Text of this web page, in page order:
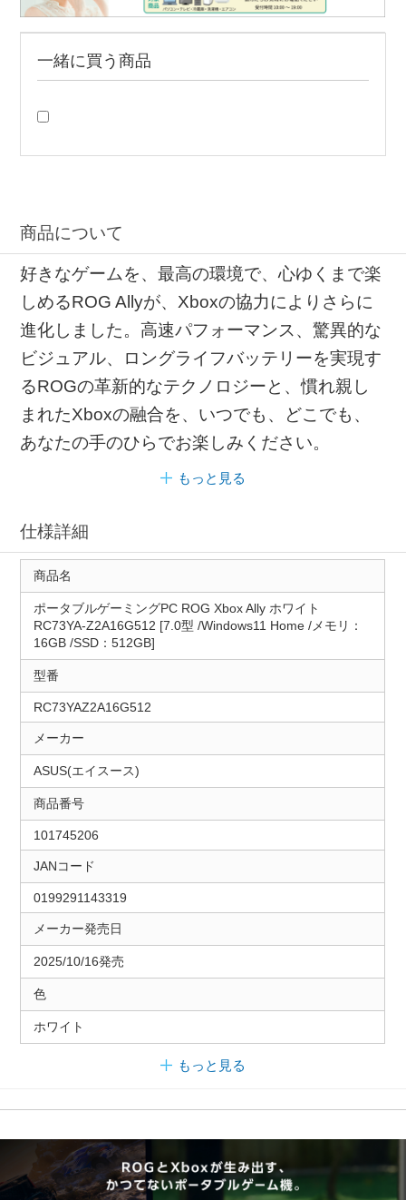
一緒に買う商品
商品について
好きなゲームを、最高の環境で、心ゆくまで楽
しめるROG Allyが、Xboxの協力によりさらに
進化しました。高速パフォーマンス、驚異的な
ビジュアル、ロングライフバッテリーを実現す
るROGの革新的なテクノロジーと、慣れ親し
まれたXboxの融合を、いつでも、どこでも、
あなたの手のひらでお楽しみください。
もっと見る
仕様詳細
商品名
ポータブルゲーミングPC ROG Xbox Ally ホワイト
RC73YA-Z2A16G512 [7.0型 /Windows11 Home /メモリ：
16GB /SSD：512GB]
型番
RC73YAZ2A16G512
メーカー
ASUS(エイスース)
商品番号
101745206
JANコード
0199291143319
メーカー発売日
2025/10/16発売
色
ホワイト
もっと見る